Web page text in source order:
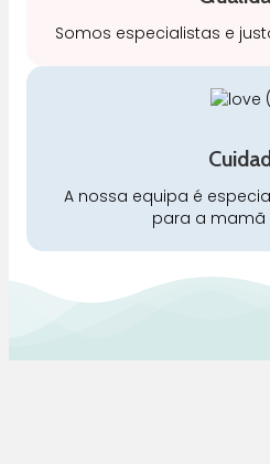
Somos especialistas e
A nossa equipa é
para a mamã